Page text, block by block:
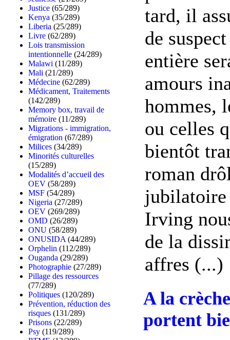
Justice (65/289)
Kenya (35/289)
Liberia (25/289)
Livre (62/289)
Lois transmission
intentionnelle (24/289)
Malawi (11/289)
Mali (21/289)
Médecine (62/289)
Médicament, Traitements
(142/289)
Memory box, travail de
mémoire (11/289)
Migrations - immigration,
émigration (67/289)
Milices (34/289)
Minorités culturelles
(15/289)
Modalités d’accueil des
OEV (58/289)
MSF (54/289)
Nigeria (27/289)
OEV (269/289)
OMD (26/289)
ONU (58/289)
ONUSIDA (44/289)
Orphelin (112/289)
Ouganda (29/289)
Photographie (27/289)
Pillage des ressources
(77/289)
Politiques (120/289)
Prévention, réduction des
risques (131/289)
Prisons (22/289)
Psy (119/289)
tard, il
de
entière
amours
hommes,
ou celles
bientôt
roman
jubilatoire
Irving
de la
affres (...)
A la
portent